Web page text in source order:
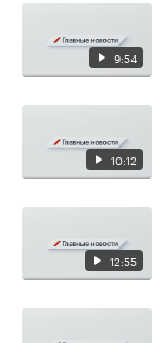
9:54
10:12
12:55